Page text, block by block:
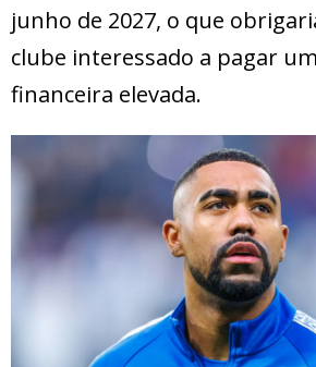
junho de 2027, o que
clube interessado a pagar
financeira elevada.